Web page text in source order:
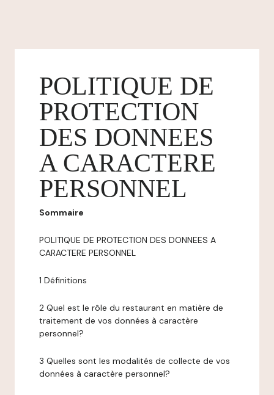
POLITIQUE DE
PROTECTION
DES DONNEES
A CARACTERE
PERSONNEL
Sommaire
POLITIQUE DE PROTECTION DES DONNEES A
CARACTERE PERSONNEL
1 Définitions
2 Quel est le rôle du restaurant en matière de
traitement de vos données à caractère
personnel?
3 Quelles sont les modalités de collecte de vos
données à caractère personnel?